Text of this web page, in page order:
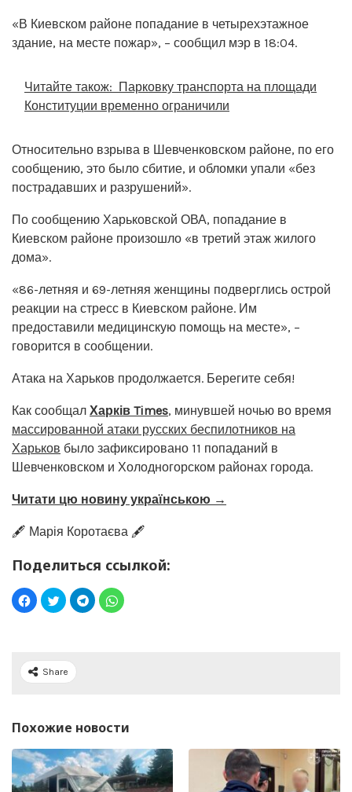
«В Киевском районе попадание в четырехэтажное
здание, на месте пожар», – сообщил мэр в 18:04.
Читайте також: Парковку транспорта на площади
Конституции временно ограничили
Относительно взрыва в Шевченковском районе, по его
сообщению, это было сбитие, и обломки упали «без
пострадавших и разрушений».
По сообщению Харьковской ОВА, попадание в
Киевском районе произошло «в третий этаж жилого
дома».
«86-летняя и 69-летняя женщины подверглись острой
реакции на стресс в Киевском районе. Им
предоставили медицинскую помощь на месте», –
говорится в сообщении.
Атака на Харьков продолжается. Берегите себя!
Как сообщал Харків Times, минувшей ночью во время
массированной атаки русских беспилотников на
Харьков было зафиксировано 11 попаданий в
Шевченковском и Холодногорском районах города.
Читати цю новину українською →
🖋️ Марія Коротаєва 🖋️
Поделиться ссылкой:
Share
Похожие новости